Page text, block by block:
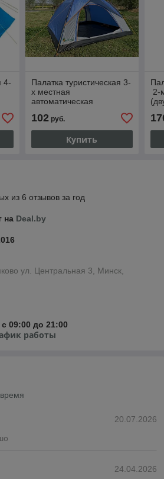
4-
Палатка туристическая 3-
х местная
автоматическая
Mircamping , арт. 910-3,
210х210х125
102руб.
Купить
2-
из 6 отзывов за год
на Deal.by
ул. Центральная 3, Минск,
09:00 до 21:00
работы
20.07.2026
24.04.2026